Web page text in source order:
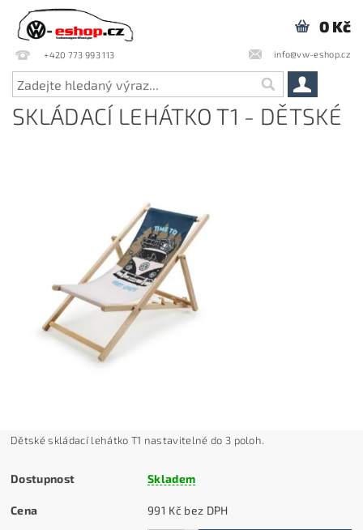
+420 773 993 113 info@vw-eshop.cz
0 Kč
SKLÁDACÍ LEHÁTKO T1 - DĚTSKÉ
Dětské skládací lehátko T1 nastavitelné do 3 poloh.
Dostupnost Skladem
Cena 991 Kč bez DPH